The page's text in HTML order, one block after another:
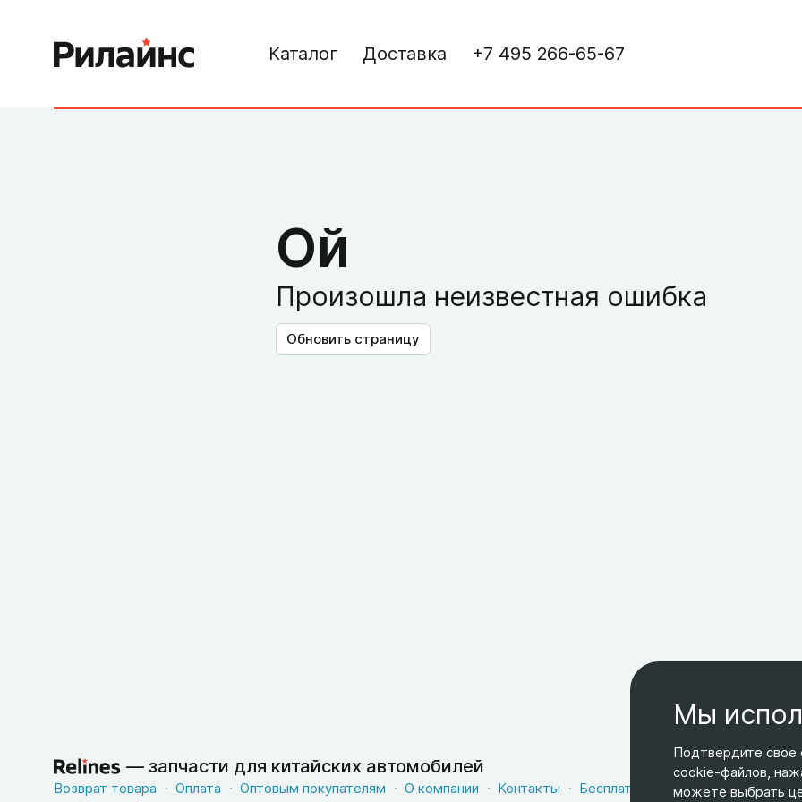
Каталог Доставка +7 495 266-65-67
Ой
Произошла неизвестная ошибка
Обновить страницу
— запчасти для китайских автомобилей
Возврат товара Оплата Оптовым покупателям О компании Контакты Бесплатная доставка
Оферта
Мы
Подтвердите свое
cookie-файлов,
можете выбрать